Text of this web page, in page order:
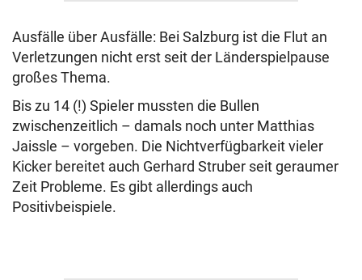
Ausfälle über Ausfälle: Bei Salzburg ist die Flut an
Verletzungen nicht erst seit der Länderspielpause
großes Thema.
Bis zu 14 (!) Spieler mussten die Bullen
zwischenzeitlich – damals noch unter Matthias
Jaissle – vorgeben. Die Nichtverfügbarkeit vieler
Kicker bereitet auch Gerhard Struber seit geraumer
Zeit Probleme. Es gibt allerdings auch
Positivbeispiele.